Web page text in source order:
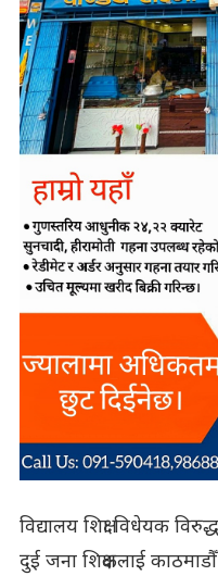
विद्यालय शिक्षा विधेयक
दुई जना शिक्षकलाई